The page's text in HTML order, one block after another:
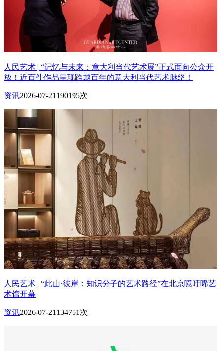
人民艺术 | “记忆与未来：意大利当代艺术展”正式面向公众开
放！近百件作品呈现跨越百年的意大利当代艺术脉络！
资讯2026-07-21 190195次
人民艺术 | “此山·彼岸：知识分子的艺术路径”在北京噫吁唏艺
术馆开幕
资讯2026-07-21 134751次